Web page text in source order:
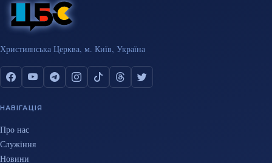
Християнська Церква, м. Київ, Україна
НАВІГАЦІЯ
Про нас
Служіння
Новини